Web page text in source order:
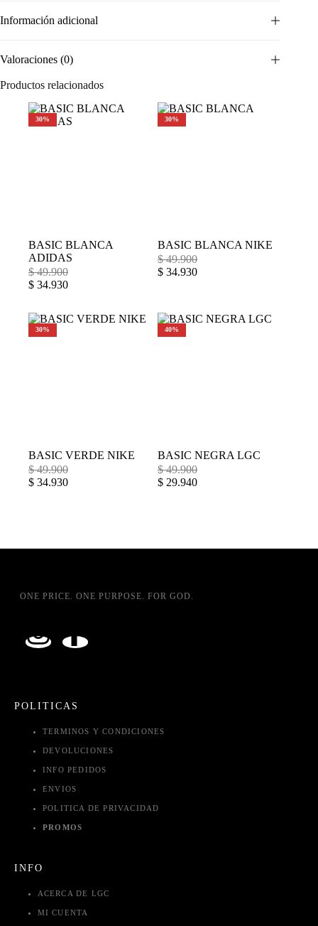
Información adicional
Valoraciones (0)
Productos relacionados
30%
BASIC BLANCA
ADIDAS
$49.900
$ 34.930
30%
BASIC BLANCA NIKE
$49.900
$ 34.930
30%
BASIC VERDE NIKE
$49.900
$ 34.930
40%
BASIC NEGRA LGC
$49.900
$ 29.940
ONE PRICE. ONE PURPOSE. FOR GOD.
POLITICAS
TERMINOS Y CONDICIONES
DEVOLUCIONES
INFO PEDIDOS
ENVIOS
POLITICA DE PRIVACIDAD
PROMOS
INFO
ACERCA DE LGC
MI CUENTA